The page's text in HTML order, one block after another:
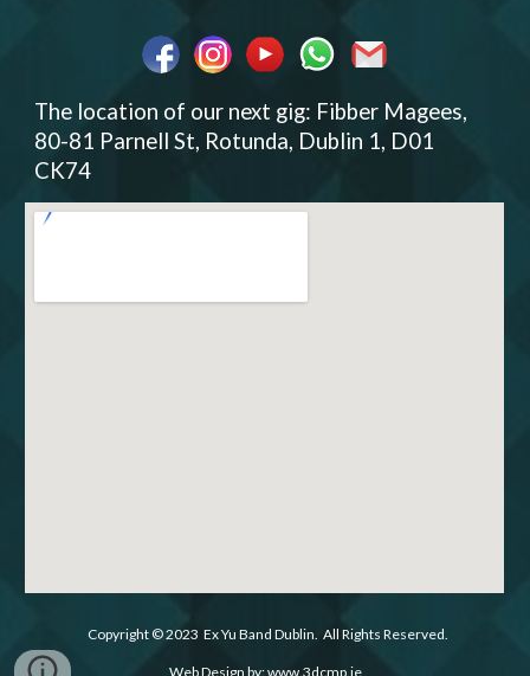
The location of our next gig: Fibber Magees,
80-81 Parnell St, Rotunda, Dublin 1, D01
CK74
Copyright© 2023 Ex Yu Band Dublin. All Rights Reserved.
Web Design by: www.3dcmp.ie